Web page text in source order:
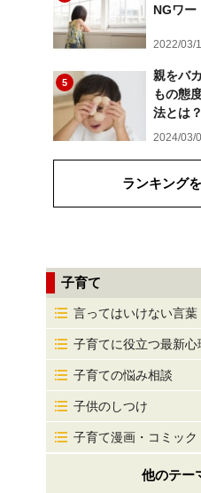
NGワー
2022/03/
5
親をバ
もの態
法とは？
2024/03/
ランキング
子育て
言ってはいけない言葉
子育てに役立つ最新心
子育ての悩み相談
子供のしつけ
子育て漫画・コミック
他のテー